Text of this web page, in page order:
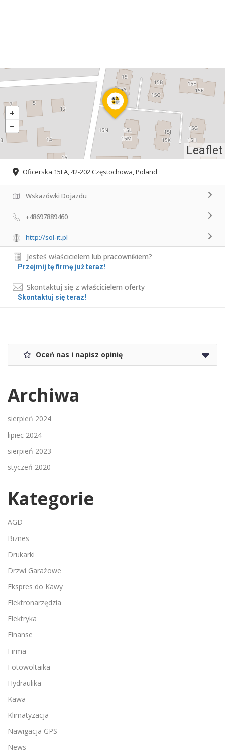
Leaflet
Oficerska 15FA, 42-202 Częstochowa, Poland
Wskazówki Dojazdu
+48697889460
http://sol-it.pl
Jesteś właścicielem lub pracownikiem?
Przejmij tę firmę już teraz!
Skontaktuj się z właścicielem oferty
Skontaktuj się teraz!
Oceń nas i napisz opinię
Archiwa
sierpień 2024
lipiec 2024
sierpień 2023
styczeń 2020
Kategorie
AGD
Biznes
Drukarki
Drzwi Garażowe
Ekspres do Kawy
Elektronarzędzia
Elektryka
Finanse
Firma
Fotowoltaika
Hydraulika
Kawa
Klimatyzacja
Nawigacja GPS
News